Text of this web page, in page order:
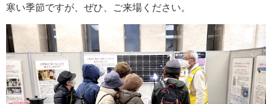
寒い季節ですが、ぜひ、ご来場ください。